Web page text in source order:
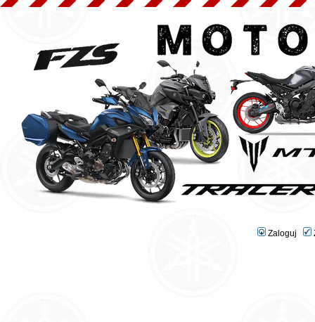
Zaloguj